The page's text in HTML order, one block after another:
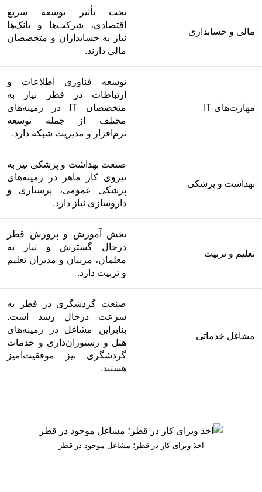
مالی و حسابداری
تحت تأثیر توسعه سریع
اقتصادی، شرکت‌ها و بانک‌ها
نیاز به حسابداران و متخصصان
مالی دارند.
مهارت‌های IT
توسعه فناوری اطلاعات و
ارتباطات در قطر نیاز به
متخصصان IT در زمینه‌های
مختلف از جمله توسعه
نرم‌افزار و مدیریت شبکه دارد.
بهداشت و پزشکی
صنعت بهداشت و پزشکی نیز به
نیروی کار ماهر در زمینه‌های
پزشکی عمومی، پرستاری و
داروسازی نیاز دارد.
تعلیم و تربیت
بخش آموزش و پرورش قطر
درحال گسترش و نیاز به
معلمان، مربیان و مدیران تعلیم
و تربیت دارد.
مشاغل خدماتی
صنعت گردشگری در قطر به
سرعت درحال رشد است.
بنابراین مشاغل در زمینه‌های
هتل‌ و رستوران‌داری و خدمات
گردشگری نیز موفقیت‌آمیز
هستند.
اخذ ویزای کار در قطر؛ مشاغل موجود در قطر